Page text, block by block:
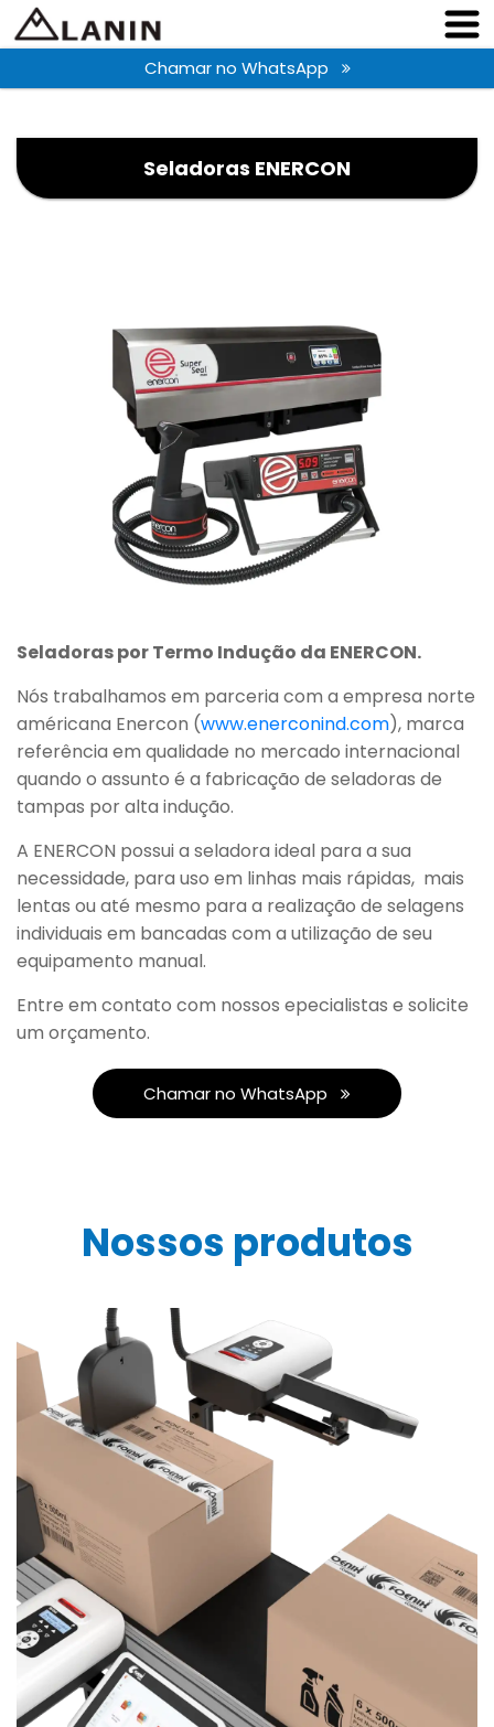
Chamar no WhatsApp
Seladoras ENERCON
Seladoras por Termo Indução da ENERCON.
Nós trabalhamos em parceria com a empresa norte
américana Enercon (www.enerconind.com), marca
referência em qualidade no mercado internacional
quando o assunto é a fabricação de seladoras de
tampas por alta indução.
A ENERCON possui a seladora ideal para a sua
necessidade, para uso em linhas mais rápidas, mais
lentas ou até mesmo para a realização de selagens
individuais em bancadas com a utilização de seu
equipamento manual.
Entre em contato com nossos epecialistas e solicite
um orçamento.
Chamar no WhatsApp
Nossos produtos